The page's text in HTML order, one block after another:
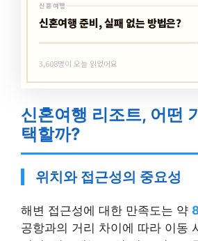
신혼여행
신혼여행 준비, 실패 없는 방법은?
3,608명이 오늘 읽었어요
신혼여행 리조트, 어떤
택할까?
위치와 접근성의 중요성
해변 접근성에 대한 만족도는 약
공항과의 거리 차이에 따라 이동